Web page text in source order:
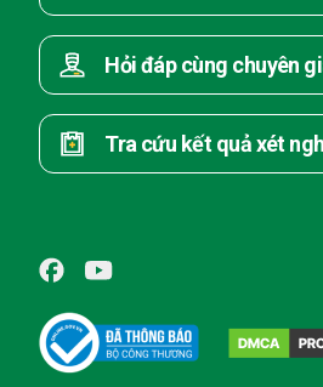
Hỏi đáp cùng chuyên
Tra cứu kết quả xét